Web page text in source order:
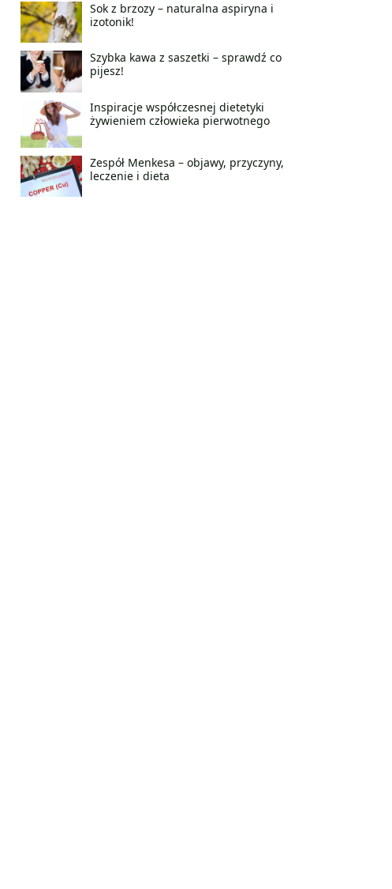
Sok z brzozy – naturalna aspiryna i
izotonik!
Szybka kawa z saszetki – sprawdź co
pijesz!
Inspiracje współczesnej dietetyki
żywieniem człowieka pierwotnego
Zespół Menkesa – objawy, przyczyny,
leczenie i dieta